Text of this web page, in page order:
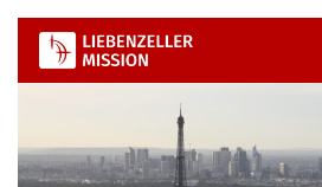
Zum
Inhalt
springen